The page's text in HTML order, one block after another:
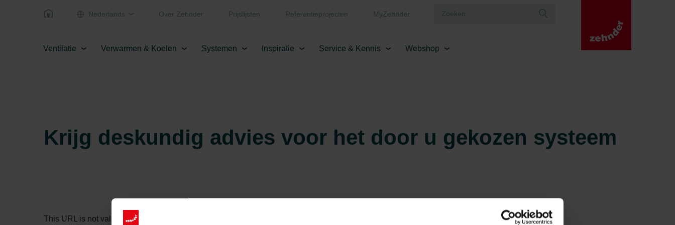
Nederlands Over Zehnder Prijslijsten Referentieprojecten MyZehnder
Ventilatie Verwarmen & Koelen Systemen Inspiratie Service & Kennis Webshop
Krijg deskundig advies voor het door u gekozen systeem
This URL is not valid.